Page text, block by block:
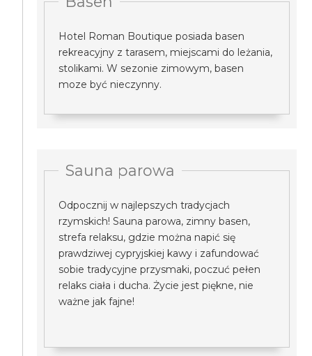
Hotel Roman Boutique posiada basen
rekreacyjny z tarasem, miejscami do leżania,
stolikami. W sezonie zimowym, basen
moze być nieczynny.
Sauna parowa
Odpocznij w najlepszych tradycjach
rzymskich! Sauna parowa, zimny basen,
strefa relaksu, gdzie można napić się
prawdziwej cypryjskiej kawy i zafundować
sobie tradycyjne przysmaki, poczuć pełen
relaks ciała i ducha. Życie jest piękne, nie
ważne jak fajne!